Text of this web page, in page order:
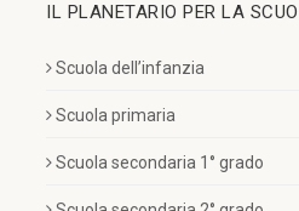
IL PLANETARIO PER LA
Scuola dell’infanzia
Scuola primaria
Scuola secondaria 1° grado